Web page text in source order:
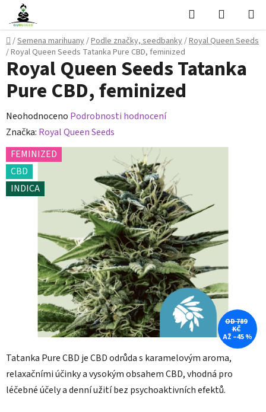
Přejít
obsah
Hledat
KOŠÍK
Domů
/Semena marihuany/Podle značky, seedbanky/Royal Queen Seeds
/Royal Queen Seeds Tatanka Pure CBD, feminized
Tatanka Pure CBD je CBD odrůda s karamelovým aroma,
relaxačními účinky a vysokým obsahem CBD, vhodná pro
léčebné účely a denní užití bez psychoaktivních efektů.
Royal Queen Seeds Tatanka
Pure CBD, feminized
Průměrné
hodnocení
produktu
je
0,0
z
Neohodnoceno Podrobnosti hodnocení
Značka: Royal Queen Seeds
FEMINIZED
CBD
INDICA
OD 789
KČ
AŽ –45 %